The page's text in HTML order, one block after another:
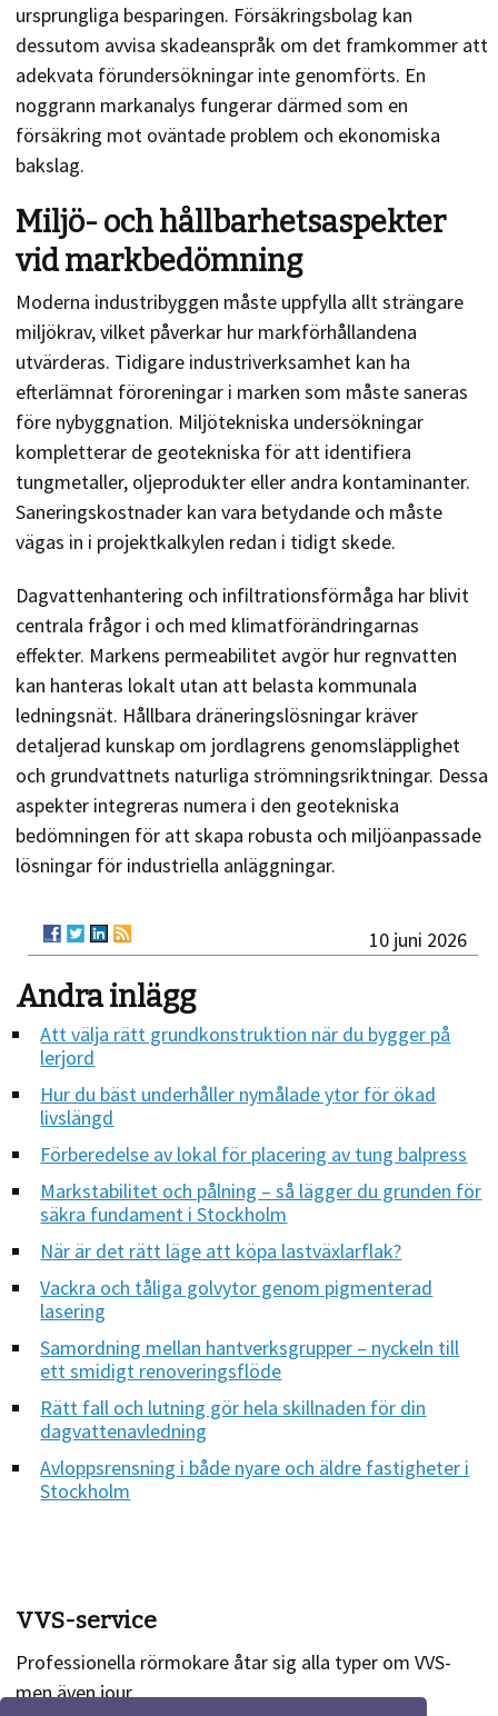
ursprungliga besparingen. Försäkringsbolag kan
dessutom avvisa skadeanspråk om det framkommer att
adekvata förundersökningar inte genomförts. En
noggrann markanalys fungerar därmed som en
försäkring mot oväntade problem och ekonomiska
bakslag.
Miljö- och hållbarhetsaspekter
vid markbedömning
Moderna industribyggen måste uppfylla allt strängare
miljökrav, vilket påverkar hur markförhållandena
utvärderas. Tidigare industriverksamhet kan ha
efterlämnat föroreningar i marken som måste saneras
före nybyggnation. Miljötekniska undersökningar
kompletterar de geotekniska för att identifiera
tungmetaller, oljeprodukter eller andra kontaminanter.
Saneringskostnader kan vara betydande och måste
vägas in i projektkalkylen redan i tidigt skede.
Dagvattenhantering och infiltrationsförmåga har blivit
centrala frågor i och med klimatförändringarnas
effekter. Markens permeabilitet avgör hur regnvatten
kan hanteras lokalt utan att belasta kommunala
ledningsnät. Hållbara dräneringslösningar kräver
detaljerad kunskap om jordlagrens genomsläpplighet
och grundvattnets naturliga strömningsriktningar. Dessa
aspekter integreras numera i den geotekniska
bedömningen för att skapa robusta och miljöanpassade
lösningar för industriella anläggningar.
10 juni 2026
Andra inlägg
Att välja rätt grundkonstruktion när du bygger på
lerjord
Hur du bäst underhåller nymålade ytor för ökad
livslängd
Förberedelse av lokal för placering av tung balpress
Markstabilitet och pålning – så lägger du grunden för
säkra fundament i Stockholm
När är det rätt läge att köpa lastväxlarflak?
Vackra och tåliga golvytor genom pigmenterad
lasering
Samordning mellan hantverksgrupper – nyckeln till
ett smidigt renoveringsflöde
Rätt fall och lutning gör hela skillnaden för din
dagvattenavledning
Avloppsrensning i både nyare och äldre fastigheter i
Stockholm
VVS-service
Professionella rörmokare åtar sig alla typer om VVS-
men även jour.